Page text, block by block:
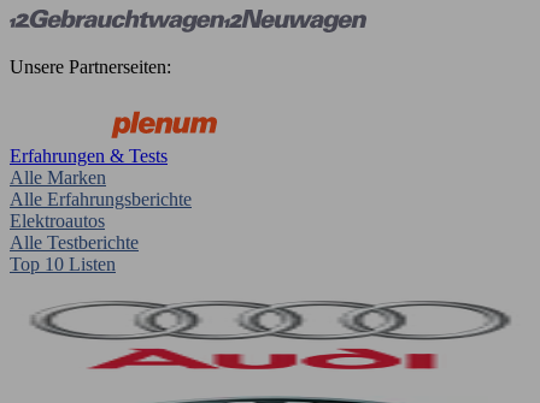
Unsere Partnerseiten:
Erfahrungen & Tests
Alle Marken
Alle Erfahrungsberichte
Elektroautos
Alle Testberichte
Top 10 Listen